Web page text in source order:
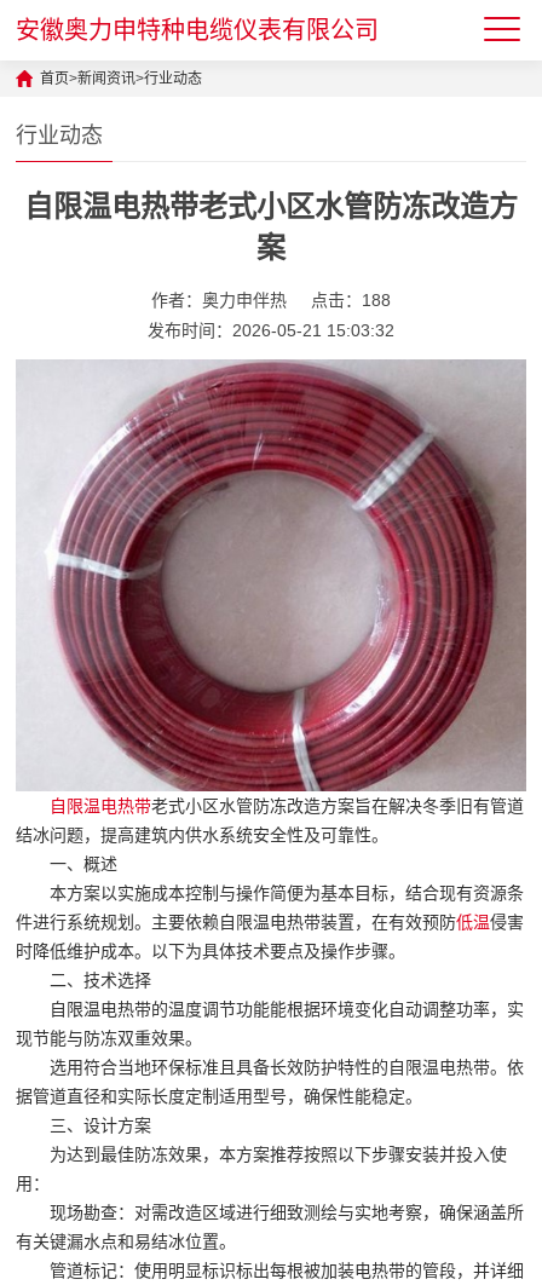
安徽奥力申特种电缆仪表有限公司
首页>新闻资讯>行业动态
行业动态
自限温电热带老式小区水管防冻改造方
案
作者：奥力申伴热
点击：188
发布时间：2026-05-21 15:03:32
自限温电热带老式小区水管防冻改造方案旨在解决冬季旧有管道
结冰问题，提高建筑内供水系统安全性及可靠性。
一、概述
本方案以实施成本控制与操作简便为基本目标，结合现有资源条
件进行系统规划。主要依赖自限温电热带装置，在有效预防低温侵害
时降低维护成本。以下为具体技术要点及操作步骤。
二、技术选择
自限温电热带的温度调节功能能根据环境变化自动调整功率，实
现节能与防冻双重效果。
选用符合当地环保标准且具备长效防护特性的自限温电热带。依
据管道直径和实际长度定制适用型号，确保性能稳定。
三、设计方案
为达到最佳防冻效果，本方案推荐按照以下步骤安装并投入使
用：
现场勘查：对需改造区域进行细致测绘与实地考察，确保涵盖所
有关键漏水点和易结冰位置。
管道标记：使用明显标识标出每根被加装电热带的管段，并详细